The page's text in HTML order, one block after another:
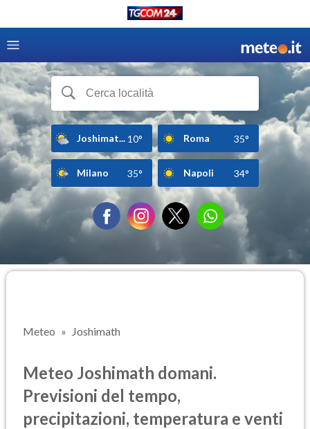
Joshimat... 10° Roma 35°
Milano 35° Napoli 34°
Meteo Joshimath
Meteo Joshimath domani.
Previsioni del tempo,
precipitazioni, temperatura e venti